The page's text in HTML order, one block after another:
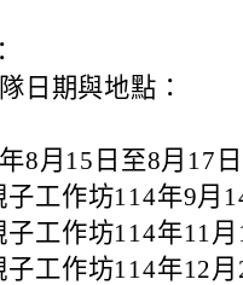
日期與地點：
8月15日至8月17
子工作坊114年9月
子工作坊114年11
子工作坊114年12